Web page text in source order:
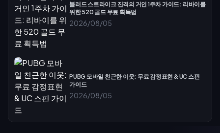
블러드 스트라이크 진격의 거인 1주차 가이드: 리바이를
위한 520 골드 무료 획득법
2026/08/05
PUBG 모바일 친근한 이웃: 무료 감정표현 & UC 스핀
가이드
2026/08/05